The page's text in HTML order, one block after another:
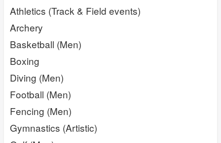
Athletics (Track & Field events)
Archery
Basketball (Men)
Boxing
Diving (Men)
Football (Men)
Fencing (Men)
Gymnastics (Artistic)